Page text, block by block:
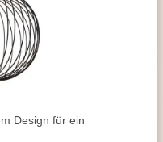
Design für ein